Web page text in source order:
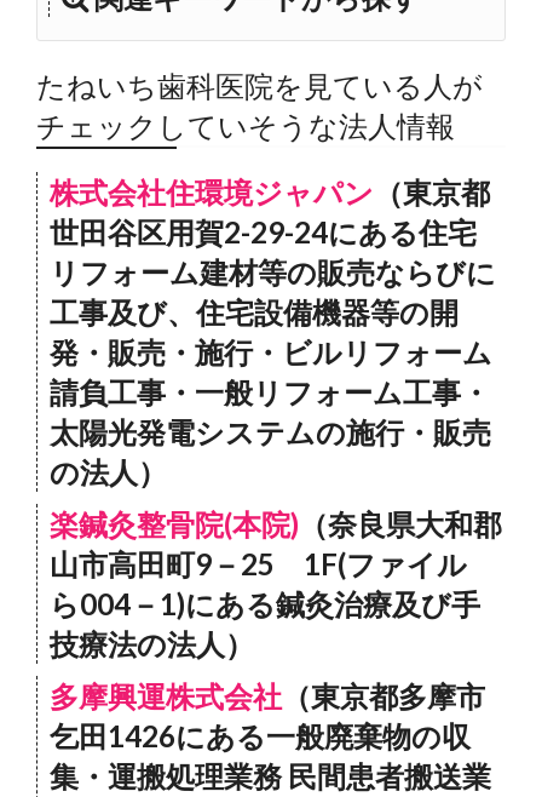
たねいち歯科医院を見ている人が
チェックしていそうな法人情報
株式会社住環境ジャパン （東京都
世田谷区用賀2-29-24にある住宅
リフォーム建材等の販売ならびに
工事及び、住宅設備機器等の開
発・販売・施行・ビルリフォーム
請負工事・一般リフォーム工事・
太陽光発電システムの施行・販売
の法人）
楽鍼灸整骨院(本院) （奈良県大和郡
山市高田町9－25 1F(ファイル
ら004－1)にある鍼灸治療及び手
技療法の法人）
多摩興運株式会社 （東京都多摩市
乞田1426にある一般廃棄物の収
集・運搬処理業務 民間患者搬送業